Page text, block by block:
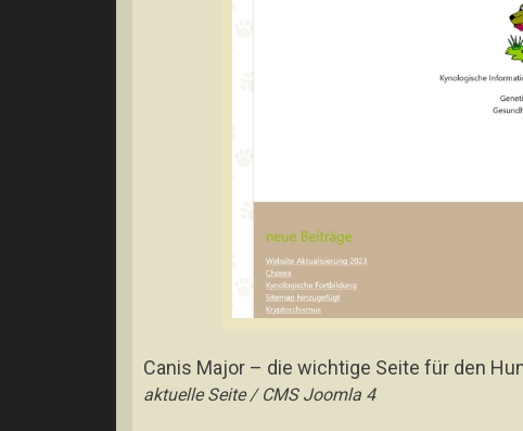
Canis Major – die wichtige Seite für den
aktuelle Seite / CMS Joomla 4